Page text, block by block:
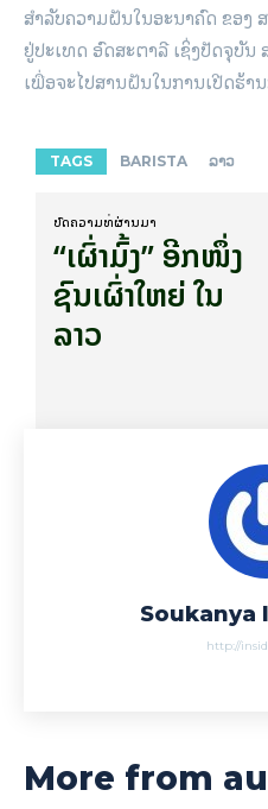
ສຳລັບຄວາມຝັນໃນອະນາຄົດ ຂອງ
ຢູ່ປະເທດ ອົດສະຕາລີ ເຊິ່ງປັດຈຸບັ
ເພື່ອຈະໄປສານຝັນໃນການເປີດຮ້າ
TAGS BARISTA ລາວ
ບົດ​ຄວາມ​ທີ່​ຜ່ານ​ມາ
“ເຜົ່າມົ້ງ” ອີກໜຶ່ງ
ຊົນເຜົ່າໃຫຍ່ ໃນ
ລາວ
Soukanya
http://
More from